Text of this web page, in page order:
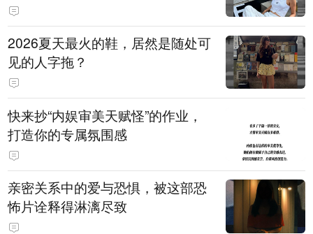
2026夏天最火的鞋，居然是随处可
见的人字拖？
快来抄“内娱审美天赋怪”的作业，
打造你的专属氛围感
亲密关系中的爱与恐惧，被这部恐
怖片诠释得淋漓尽致